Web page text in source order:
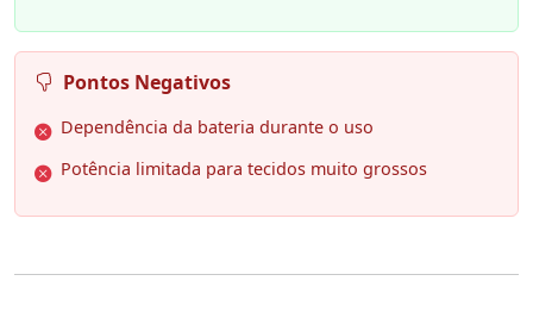
Pontos Negativos
Dependência da bateria durante o uso
Potência limitada para tecidos muito grossos